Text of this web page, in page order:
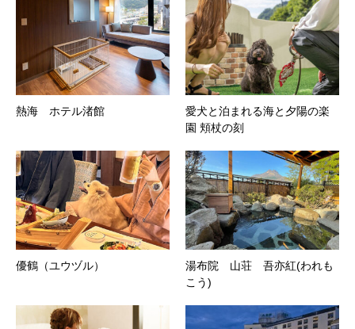
熱海 ホテル渚館
愛犬と泊まれる海と夕陽の楽
園 頬杖の刻
優鶴（ユウヅル）
湯布院 山荘 吾亦紅(われも
こう)